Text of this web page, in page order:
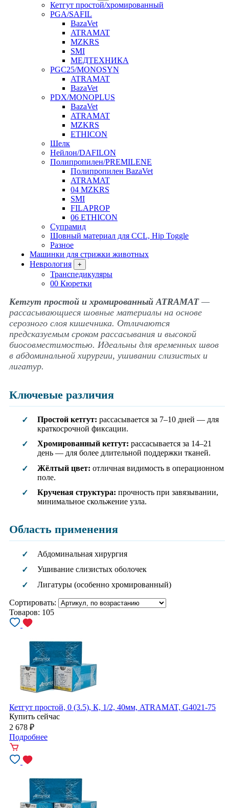
Кетгут простой/хромированный
PGA/SAFIL
BazaVet
ATRAMAT
MZKRS
SMI
МЕДТЕХНИКА
PGC25/MONOSYN
ATRAMAT
BazaVet
PDX/MONOPLUS
BazaVet
ATRAMAT
MZKRS
ETHICON
Шелк
Нейлон/DAFILON
Полипропилен/PREMILENE
Полипропилен BazaVet
ATRAMAT
04 MZKRS
SMI
FILAPROP
06 ETHICON
Супрамид
Шовный материал для CCL, Hip Toggle
Разное
Машинки для стрижки животных
Неврология
+
Транспедикуляры
00 Кюретки
Кетгут простой и хромированный ATRAMAT—
рассасывающиеся шовные материалы на основе
серозного слоя кишечника. Отличаются
предсказуемым сроком рассасывания и высокой
биосовместимостью. Идеальны для временных швов
в абдоминальной хирургии, ушивании слизистых и
лигатур.
Ключевые различия
✓ Простой кетгут: рассасывается за 7–10 дней — для
краткосрочной фиксации.
✓
Хромированный кетгут: рассасывается за 14–21
день — для более длительной поддержки тканей.
✓
Жёлтый цвет: отличная видимость в операционном
поле.
✓
Крученая структура: прочность при завязывании,
минимальное скольжение узла.
Область применения
✓
Абдоминальная хирургия
✓
Ушивание слизистых оболочек
✓
Лигатуры (особенно хромированный)
Сортировать:
Товаров: 105
Кетгут простой, 0 (3.5), К, 1/2, 40мм, ATRAMAT, G4021-75
Купить сейчас
2 678 ₽
Подробнее